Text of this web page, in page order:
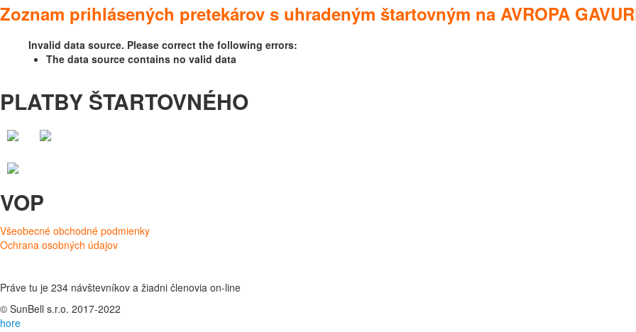
Zoznam prihlásených pretekárov s uhradeným štartovným na AVROPA
Invalid data source. Please correct the following errors:
The data source contains no valid data
PLATBY ŠTARTOVNÉHO
VOP
Všeobecné obchodné podmienky
Ochrana osobných údajov
Práve tu je 234 návštevníkov a žiadni členovia on-line
© SunBell s.r.o. 2017-2022
hore